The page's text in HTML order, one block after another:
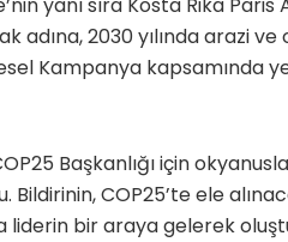
yanı sıra Kosta Rika Paris
2030 yılında arazi ve
Kampanya kapsamında
Başkanlığı için
Bildirinin, COP25’te ele
liderin bir araya gelerek